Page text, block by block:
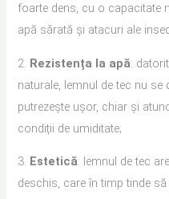
foarte dens, cu o capacitate
apă sărată și atacuri ale
2. Rezistența la apă:
naturale, lemnul de tec nu
putrezește ușor, chiar și
condiții de umiditate;
3. Estetică: lemnul de tec
deschis, care în timp tinde